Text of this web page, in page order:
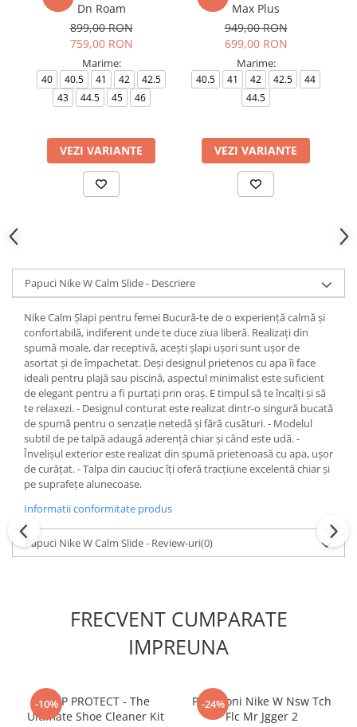
Dn Roam
899,00 RON
759,00 RON
Marime:
40 40.5 41 42
42.5
43
44.5 45 46
VEZI VARIANTE
Max Plus
949,00 RON
699,00 RON
Marime:
40.5 41 42 42.5
44
44.5
VEZI VARIANTE
Papuci Nike W Calm Slide - Descriere
Nike Calm Șlapi pentru femei Bucură-te de o experiență calmă și
confortabilă, indiferent unde te duce ziua liberă. Realizați din
spumă moale, dar receptivă, acești șlapi ușori sunt ușor de
asortat și de împachetat. Deși designul prietenos cu apa îi face
ideali pentru plajă sau piscină, aspectul minimalist este suficient
de elegant pentru a fi purtați prin oraș. E timpul să te încalți și să
te relaxezi. - Designul conturat este realizat dintr-o singură bucată
de spumă pentru o senzație netedă și fără cusături. - Modelul
subtil de pe talpă adaugă aderență chiar și când este udă. -
Învelișul exterior este realizat din spumă prietenoasă cu apa, ușor
de curățat. - Talpa din cauciuc îți oferă tracțiune excelentă chiar și
pe suprafețe alunecoase.
Informatii conformitate produs
Papuci Nike W Calm Slide - Review-uri(0)
FRECVENT CUMPARATE
IMPREUNA
-10%
CREP PROTECT - The
Ultimate Shoe Cleaner Kit
-24%
Pantaloni Nike W Nsw Tch
Flc Mr Jgger 2